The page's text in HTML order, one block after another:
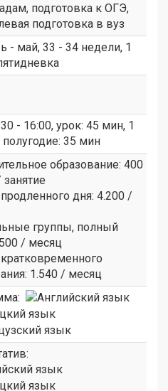
подготовка к ОГЭ,
подготовка в вуз
- май, 33 - 34 недели, 1
- 16:00, урок: 45 мин, 1
полугодие: 35 мин
образование: 400
дня: 4.200 /
группы, полный
/ месяц
1.540 / месяц